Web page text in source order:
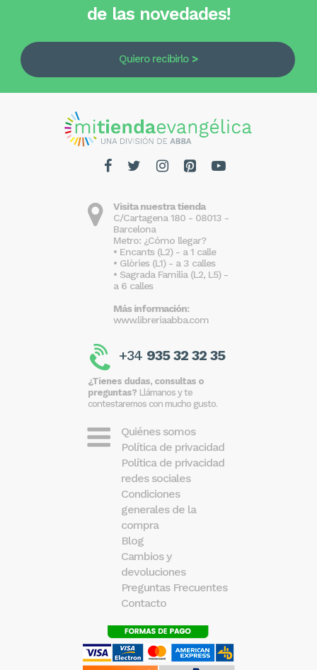
de las novedades!
Quiero recibirlo
Visita nuestra tienda
C/Cartagena 180 - 08013 -
Barcelona
Metro: ¿Cómo llegar?
• Encants (L2) - a 1 calle
• Glòries (L1) - a 3 calles
• Sagrada Familia (L2, L5) -
a 6 calles
Más información:
www.libreriaabba.com
+34 935 32 32 35
¿Tienes dudas, consultas o
preguntas? Llámanos y te
contestaremos con mucho gusto.
Quiénes somos
Política de privacidad
Política de privacidad
redes sociales
Condiciones
generales de la
compra
Blog
Cambios y
devoluciones
Preguntas Frecuentes
Contacto